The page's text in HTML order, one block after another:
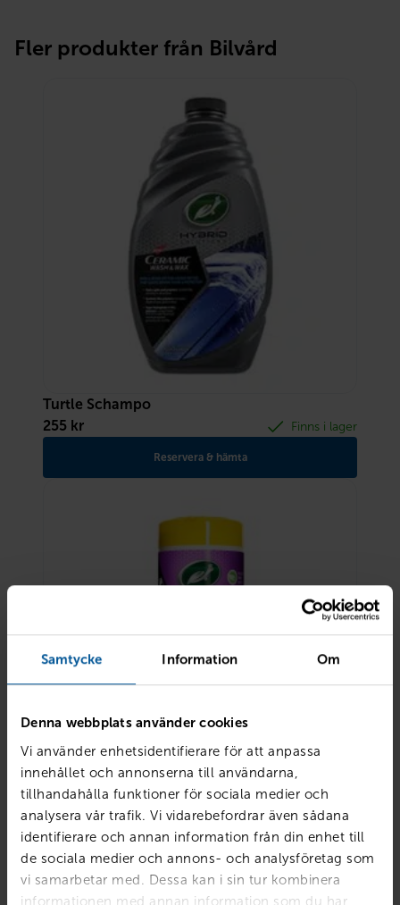
Samtycke Information Om
Denna webbplats använder cookies
Vi använder enhetsidentifierare för att anpassa
innehållet och annonserna till användarna,
tillhandahålla funktioner för sociala medier och
analysera vår trafik. Vi vidarebefordrar även sådana
identifierare och annan information från din enhet till
de sociala medier och annons- och analysföretag som
vi samarbetar med. Dessa kan i sin tur kombinera
informationen med annan information som du har
Fler produkter från Bilvård
Turtle Schampo
255 kr Finns i lager
Reservera & hämta
Turtle Wax clean-up wipes
70kr
Reservera & hämta